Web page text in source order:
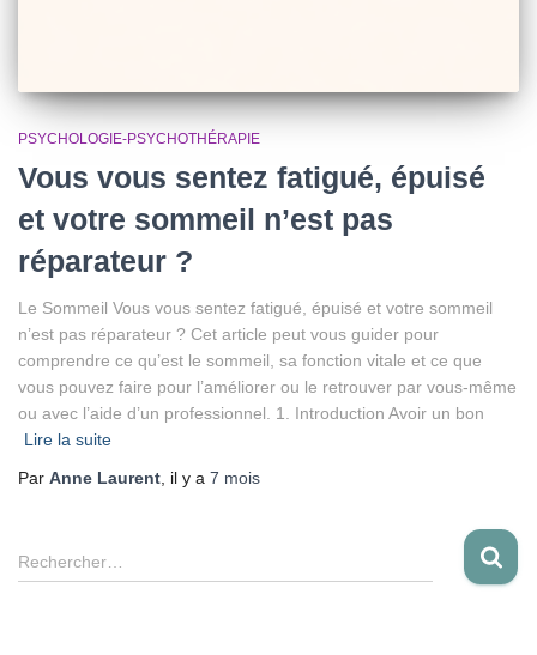
PSYCHOLOGIE-PSYCHOTHÉRAPIE
Vous vous sentez fatigué, épuisé
et votre sommeil n’est pas
réparateur ?
Le Sommeil Vous vous sentez fatigué, épuisé et votre sommeil
n’est pas réparateur ? Cet article peut vous guider pour
comprendre ce qu’est le sommeil, sa fonction vitale et ce que
vous pouvez faire pour l’améliorer ou le retrouver par vous-même
ou avec l’aide d’un professionnel. 1. Introduction Avoir un bon
Lire la suite
Par Anne Laurent , il y a 7 mois
R
e
Rechercher…